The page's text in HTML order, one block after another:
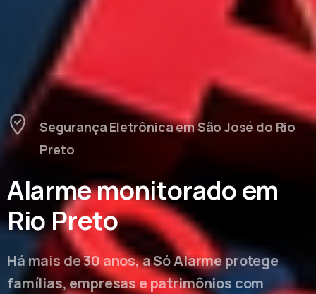
Segurança Eletrônica em São José do Rio
Preto
Alarme monitorado em
Rio Preto
Há mais de 30 anos, a Só Alarme protege
famílias, empresas e patrimônios com